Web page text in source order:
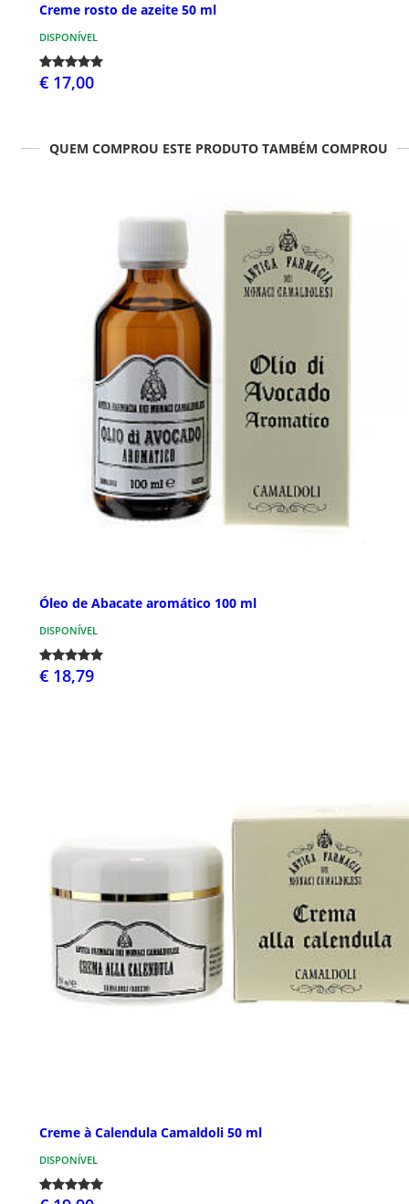
Creme rosto de azeite 50 ml
DISPONÍVEL
€ 17,00
QUEM COMPROU ESTE PRODUTO TAMBÉM COMPROU
Óleo de Abacate aromático 100 ml
DISPONÍVEL
€ 18,79
Creme à Calendula Camaldoli 50 ml
DISPONÍVEL